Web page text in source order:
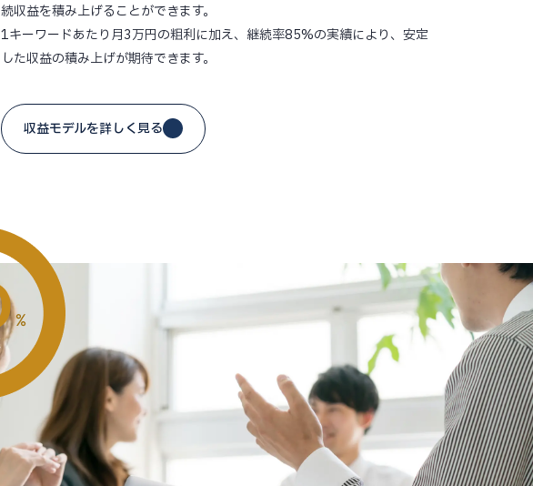
続収益を積み上げることができます。
1キーワードあたり月3万円の粗利に加え、継続率85%の実績により、安定
した収益の積み上げが期待できます。
収益モデルを詳しく見る